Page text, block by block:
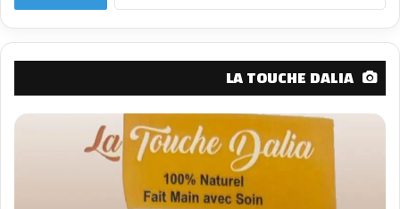
LA TOUCHE DALIA